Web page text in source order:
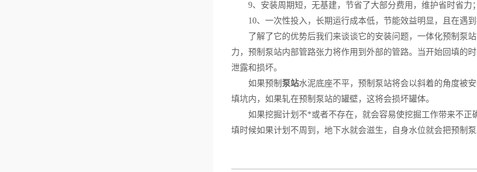
9、安装周期短，无基建，节省了大部分费用，维护省时省力；
10、一次性投入，长期运行成本低，节能效益明显，且在遇到
了解了它的优势后我们来谈谈它的安装问题，一体化预制泵站
力，预制泵站内部管路张力将作用到外部的管路。当开始回填的
泄露和损坏。
如果预制 泵站水泥底座不平，预制泵站将会以斜着的角度被
填坑内，如果轧在预制泵站的罐壁，这将会损坏罐体。
如果挖掘计划不*或者不存在，就会容易使挖掘工作带来不正
填时候如果计划不周到，地下水就会滋生，自身水位就会把预制